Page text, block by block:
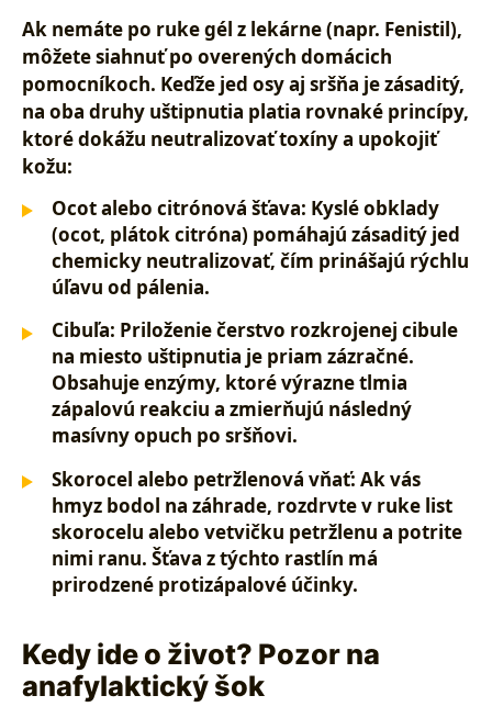
Ak nemáte po ruke gél z lekárne (napr. Fenistil),
môžete siahnuť po overených domácich
pomocníkoch. Keďže jed osy aj sršňa je zásaditý,
na oba druhy uštipnutia platia rovnaké princípy,
ktoré dokážu neutralizovať toxíny a upokojiť
kožu:
Ocot alebo citrónová šťava: Kyslé obklady
(ocot, plátok citróna) pomáhajú zásaditý jed
chemicky neutralizovať, čím prinášajú rýchlu
úľavu od pálenia.
Cibuľa: Priloženie čerstvo rozkrojenej cibule
na miesto uštipnutia je priam zázračné.
Obsahuje enzýmy, ktoré výrazne tlmia
zápalovú reakciu a zmierňujú následný
masívny opuch po sršňovi.
Skorocel alebo petržlenová vňať: Ak vás
hmyz bodol na záhrade, rozdrvte v ruke list
skorocelu alebo vetvičku petržlenu a potrite
nimi ranu. Šťava z týchto rastlín má
prirodzené protizápalové účinky.
Kedy ide o život? Pozor na
anafylaktický šok